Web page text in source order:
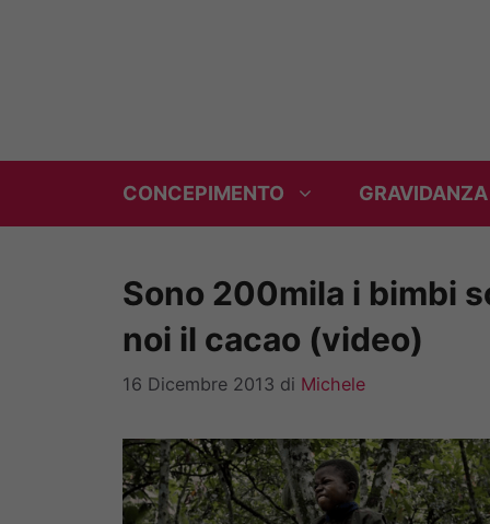
CONCEPIMENTO GRAVIDANZA
Sono 200mila i bimbi
noi il cacao (video)
16 Dicembre 2013 di Michele